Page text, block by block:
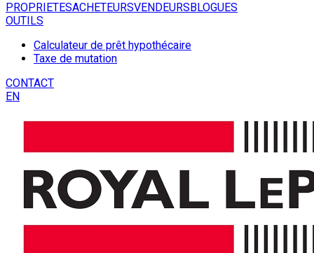
PROPRIETESACHETEURSVENDEURSBLOGUES
OUTILS
Calculateur de prêt hypothécaire
Taxe de mutation
CONTACT
EN